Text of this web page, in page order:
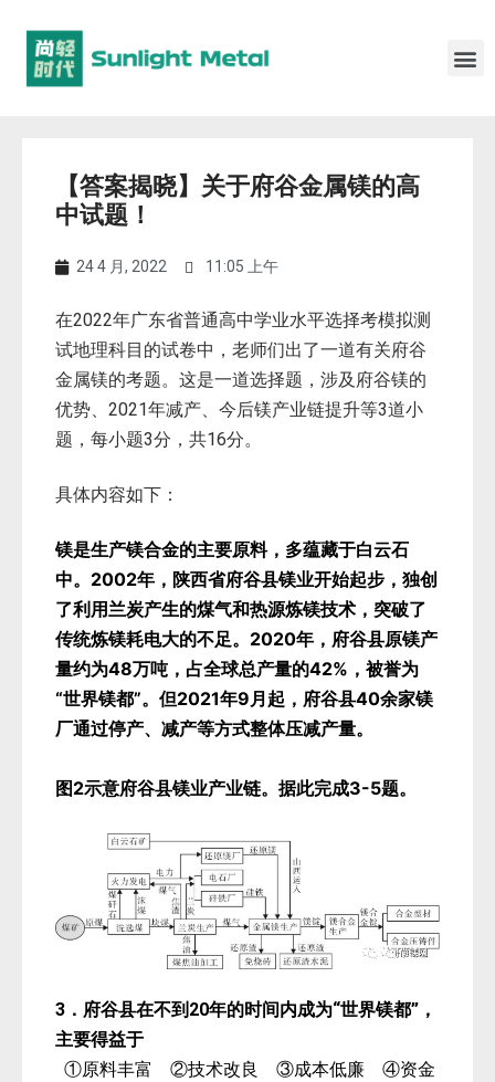
【答案揭晓】关于府谷金属镁的高
中试题！
24 4 月, 2022 11:05 上午
在2022年广东省普通高中学业水平选择考模拟测
试地理科目的试卷中，老师们出了一道有关府谷
金属镁的考题。这是一道选择题，涉及府谷镁的
优势、2021年减产、今后镁产业链提升等3道小
题，每小题3分，共16分。
具体内容如下：
镁是生产镁合金的主要原料，多蕴藏于白云石
中。2002年，陕西省府谷县镁业开始起步，独创
了利用兰炭产生的煤气和热源炼镁技术，突破了
传统炼镁耗电大的不足。2020年，府谷县原镁产
量约为48万吨，占全球总产量的42%，被誉为
“世界镁都”。但2021年9月起，府谷县40余家镁
厂通过停产、减产等方式整体压减产量。
图2示意府谷县镁业产业链。据此完成3-5题。
3．府谷县在不到20年的时间内成为“世界镁都”，
主要得益于
①原料丰富 ②技术改良 ③成本低廉 ④资金